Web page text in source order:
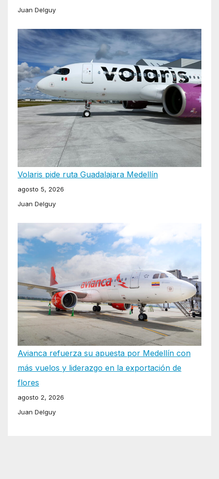
Juan Delguy
Volaris pide ruta Guadalajara Medellín
agosto 5, 2026
Juan Delguy
Avianca refuerza su apuesta por Medellín con
más vuelos y liderazgo en la exportación de
flores
agosto 2, 2026
Juan Delguy